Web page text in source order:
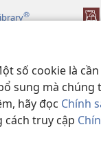
số cookie là
sung mà chúng
hãy đọc Chính
cách truy cập
sổ
®
MẬT |CÀI ĐẶT